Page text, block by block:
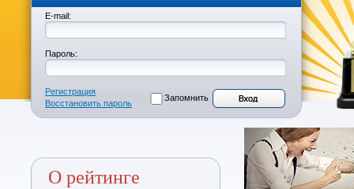
E-mail:
Пароль:
Регистрация
Восстановить пароль
Запомнить
О рейтинге